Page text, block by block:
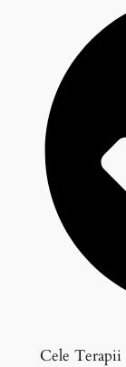
Cele Terapii